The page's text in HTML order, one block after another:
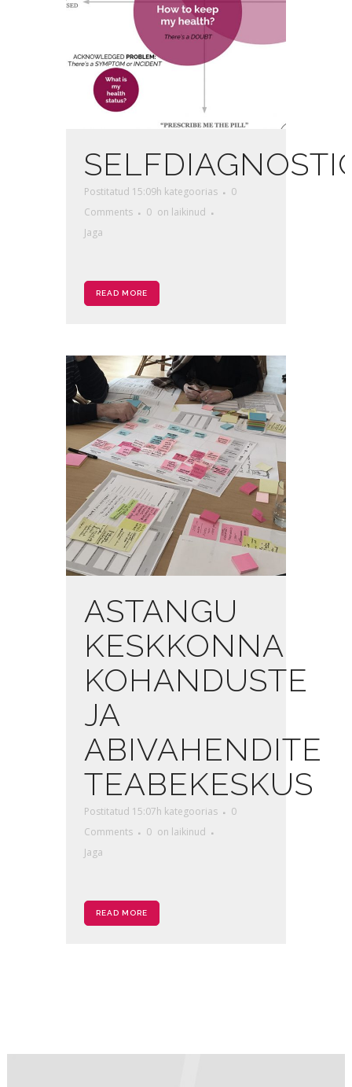
Postitatud 15:09h kategoorias
0
Comments
0 on laikinud
Jaga
READ MORE
ASTANGU
KESKKONNA
KOHANDUSTE
JA
ABIVAHENDITE
TEABEKESKUS
Postitatud 15:07h kategoorias
0
Comments
0 on laikinud
Jaga
READ MORE